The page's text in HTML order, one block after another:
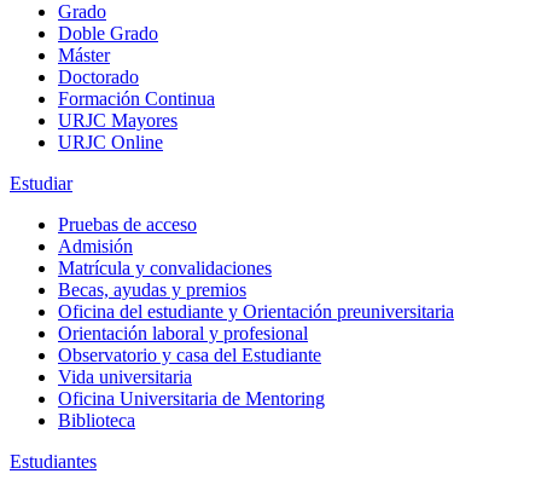
Grado
Doble Grado
Máster
Doctorado
Formación Continua
URJC Mayores
URJC Online
Estudiar
Pruebas de acceso
Admisión
Matrícula y convalidaciones
Becas, ayudas y premios
Oficina del estudiante y Orientación preuniversitaria
Orientación laboral y profesional
Observatorio y casa del Estudiante
Vida universitaria
Oficina Universitaria de Mentoring
Biblioteca
Estudiantes